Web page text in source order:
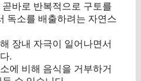
바로 반복적으로 구토를
독소를 배출하려는 자연스
장내 자극이 일어나면서
.
에 비해 음식을 거부하거